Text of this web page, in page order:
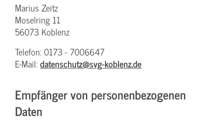
Marius Zeitz
Moselring 11
56073 Koblenz
Telefon: 0173 - 7006647
E-Mail: datenschutz@svg-koblenz.de
Empfänger von personenbezogenen
Daten